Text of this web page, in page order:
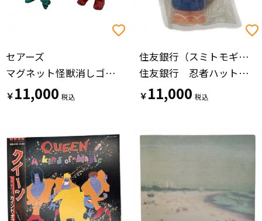
セアーズ
マグネット怪獣消しゴム 磁力戦シリーズ・木型造形大サイズ まとめ ソフビフィギュア
￥11,000
住友銀行（スミトモギンコウ）
住友銀行 忍者ハットリくん 貯金箱 ソフビ レトロ 未開封
￥11,000